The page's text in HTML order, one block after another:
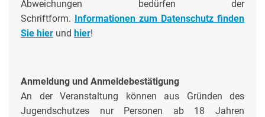
Abweichungen bedürfen der
Schriftform. Informationen zum Datenschutz finden
Sie hier und hier!
Anmeldung und Anmeldebestätigung
An der Veranstaltung können aus Gründen des
Jugendschutzes nur Personen ab 18 Jahren